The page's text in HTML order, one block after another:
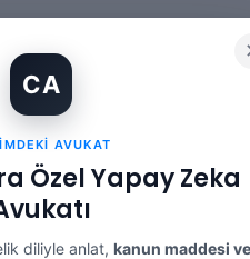
CA
AVUKAT
Özel Yapay Zeka
diliyle anlat, kanun maddesi ve
Yeni Dönem: TCK 158’e
Avukat Gözüyle Tüm
Kullandırdım, Başıma
ve Tanık Beyanları: 9. Hukuk
ve Manevi Tazminata Etkisi
ve Manevi Tazminata Etkisi
ve Bilirkişi İncelemesi: 9. Hukuk
2. Ceza Dairesi 2026/4266 K.